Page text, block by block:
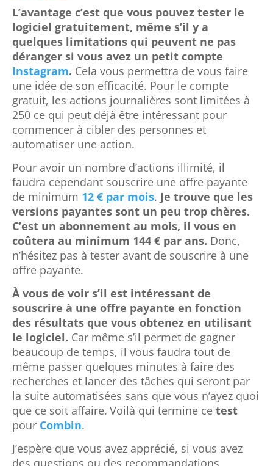
L’avantage c’est que vous pouvez tester le
logiciel gratuitement, même s’il y a
quelques limitations qui peuvent ne pas
déranger si vous avez un petit compte
Instagram. Cela vous permettra de vous faire
une idée de son efficacité. Pour le compte
gratuit, les actions journalières sont limitées à
250 ce qui peut déjà être intéressant pour
commencer à cibler des personnes et
automatiser une action.
Pour avoir un nombre d’actions illimité, il
faudra cependant souscrire une offre payante
de minimum 12 € par mois. Je trouve que les
versions payantes sont un peu trop chères.
C’est un abonnement au mois, il vous en
coûtera au minimum 144 € par ans. Donc,
n’hésitez pas à tester avant de souscrire à une
offre payante.
À vous de voir s’il est intéressant de
souscrire à une offre payante en fonction
des résultats que vous obtenez en utilisant
le logiciel. Car même s’il permet de gagner
beaucoup de temps, il vous faudra tout de
même passer quelques minutes à faire des
recherches et lancer des tâches qui seront par
la suite automatisées sans que vous n’ayez quoi
que ce soit affaire. Voilà qui termine ce test
pour Combin.
J’espère que vous avez apprécié, si vous avez
des questions ou des recommandations